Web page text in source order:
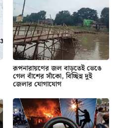
রূপনারায়ণের জল বাড়তেই ভেঙে
গেল বাঁশের সাঁকো, বিচ্ছিন্ন দুই
জেলার যোগাযোগ